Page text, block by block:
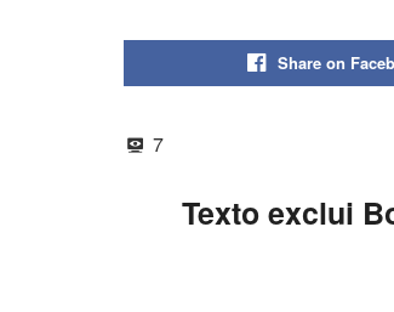
Share on
7
Texto exclui